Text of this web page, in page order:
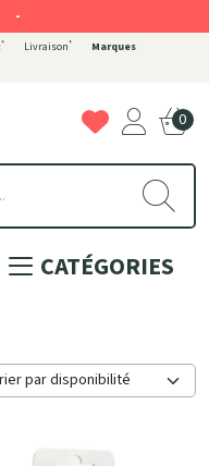
* Livraison* Marques
votre service
0
CATÉGORIES